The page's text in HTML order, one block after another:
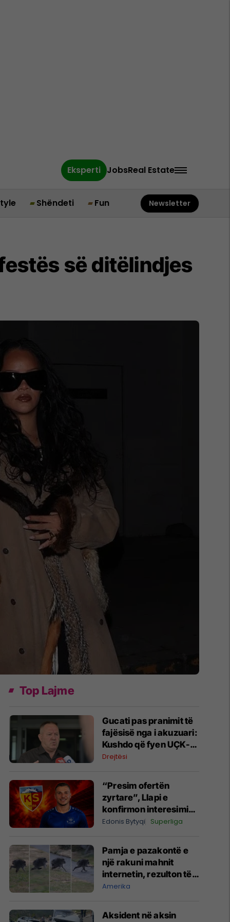
Eksperti JobsReal Estate
Shëndeti Fun Newsletter
së ditëlindjes
Top Lajme
​Gucati pas pranimit të
fajësisë nga i akuzuari:
Kushdo që fyen UÇK-
në do të përballet me
Drejtësi
“Presim ofertën
zyrtare”, Llapi e
konfirmon interesimin
e skuadrës turke për
Edonis Bytyqi Superliga
Pamja e pazakontë e
një rakuni mahnit
internetin, rezulton të
ketë një çrregullim të
Amerika
Aksident në aksin